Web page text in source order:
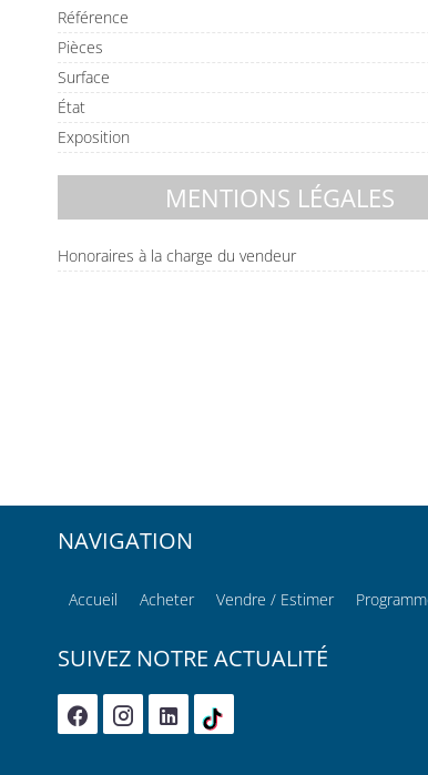
Référence
Pièces
Surface
État
Exposition
MENTIONS LÉGALES
Honoraires à la charge du vendeur
NAVIGATION
Accueil Acheter Vendre / Estimer
SUIVEZ NOTRE ACTUALITÉ